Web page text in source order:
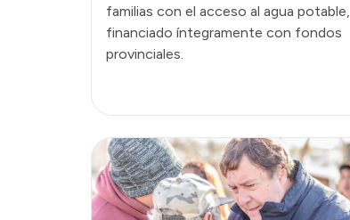
familias con el acceso al agua potable,
financiado íntegramente con fondos
provinciales.